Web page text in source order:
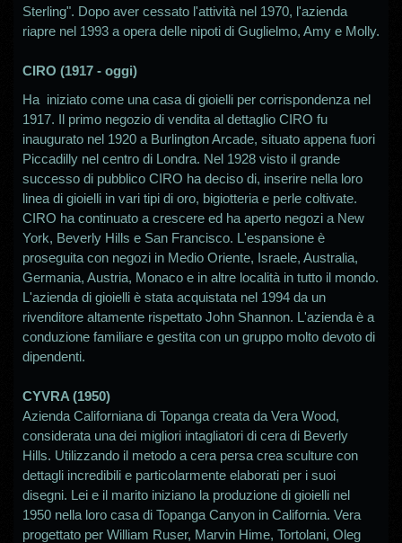
Sterling". Dopo aver cessato l'attività nel 1970, l'azienda
riapre nel 1993 a opera delle nipoti di Guglielmo, Amy e Molly.
CIRO (1917 - oggi)
Ha iniziato come una casa di gioielli per corrispondenza nel
1917. Il primo negozio di vendita al dettaglio CIRO fu
inaugurato nel 1920 a Burlington Arcade, situato appena fuori
Piccadilly nel centro di Londra. Nel 1928 visto il grande
successo di pubblico CIRO ha deciso di, inserire nella loro
linea di gioielli in vari tipi di oro, bigiotteria e perle coltivate.
CIRO ha continuato a crescere ed ha aperto negozi a New
York, Beverly Hills e San Francisco. L'espansione è
proseguita con negozi in Medio Oriente, Israele, Australia,
Germania, Austria, Monaco e in altre località in tutto il mondo.
L'azienda di gioielli è stata acquistata nel 1994 da un
rivenditore altamente rispettato John Shannon. L'azienda è a
conduzione familiare e gestita con un gruppo molto devoto di
dipendenti.
CYVRA (1950)
Azienda Californiana di Topanga creata da Vera Wood,
considerata una dei migliori intagliatori di cera di Beverly
Hills. Utilizzando il metodo a cera persa crea sculture con
dettagli incredibili e particolarmente elaborati per i suoi
disegni. Lei e il marito iniziano la produzione di gioielli nel
1950 nella loro casa di Topanga Canyon in California. Vera
progettato per William Ruser, Marvin Hime, Tortolani, Oleg